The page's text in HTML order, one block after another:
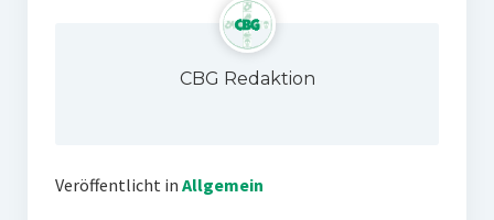
CBG Redaktion
Veröffentlicht in Allgemein